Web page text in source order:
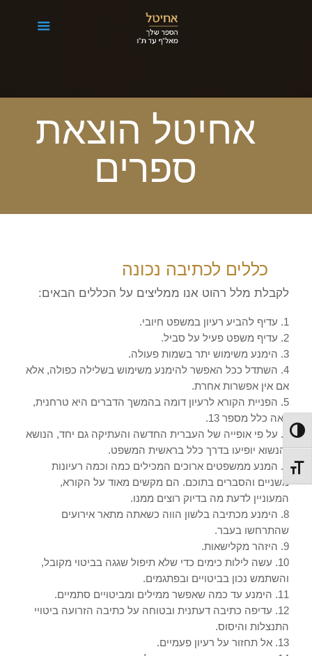
מתג ניגודיות גבוהה
מתג גודל גופן
אחיטל הוצאת
ספרים
כללים לכתיבה נכונה
לקבלת מלל רהוט אנו ממליצים על הכללים הבאים:
1. עדיף להביע רעיון במשפט חיובי.
2. עדיף משפט פעיל על סביל.
3. הימנע משימוש יתר בשמות פעולה.
4. השתדל ככל האפשר להימנע משימוש בשלילה כפולה, אלא
אם אין אפשרות אחרת.
5. הפניית הקורא לרעיון דומה בהמשך הדברים היא טרחנית,
ראה כלל מספר 13.
6. על פי אופייה של העברית החדשה והעתיקה גם יחד, הנושא
והנשוא יופיעו בדרך כלל בראשית המשפט.
7. המנע ממשפטים ארוכים המכילים כמה וכמה רעיונות
משניים והסברים בתוכם. הם מקשים מאוד על הקורא,
המעוניין לדעת מה בדיוק רוצים ממנו.
8. הימנע מכתיבה בלשון הווה כשאתה מתאר אירועים
שהתרחשו בעבר.
9. היזהר מקלישאות.
10. עשה לילות כימים כדי שלא תיפול שגגה בביטוי מקובל,
והשתמש נכון בביטויים ובפתגמים.
11. הימנע עד כמה שאפשר ממילים ומביטויים סתמיים.
12. עדיפה כתיבה דעתנית ובטוחה על כתיבה הזרועה ביטויי
התנצלות והיסוס.
13. אל תחזור על רעיון פעמיים.